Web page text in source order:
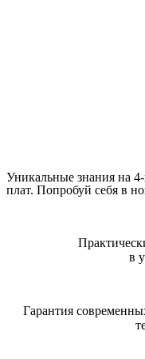
Уникальные знания на
плат. Попробуй себя в
в
Гарантия